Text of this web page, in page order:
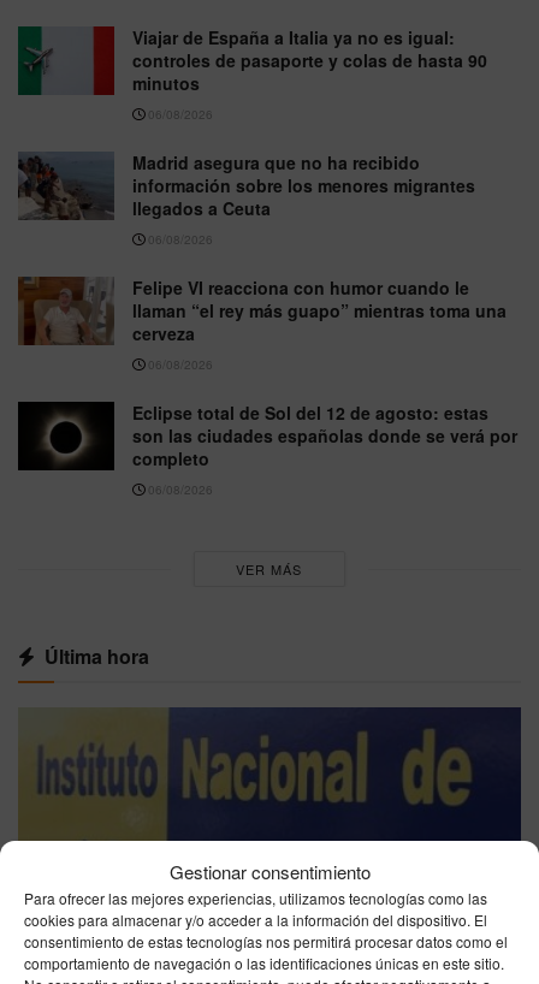
Gestionar consentimiento
Para ofrecer las mejores experiencias, utilizamos tecnologías como las
cookies para almacenar y/o acceder a la información del dispositivo. El
consentimiento de estas tecnologías nos permitirá procesar datos como el
comportamiento de navegación o las identificaciones únicas en este sitio.
Viajar de España a Italia ya no es igual:
controles de pasaporte y colas de hasta 90
minutos
06/08/2026
Madrid asegura que no ha recibido
información sobre los menores migrantes
llegados a Ceuta
06/08/2026
Felipe VI reacciona con humor cuando le
llaman “el rey más guapo” mientras toma una
cerveza
06/08/2026
Eclipse total de Sol del 12 de agosto: estas
son las ciudades españolas donde se verá por
completo
06/08/2026
VER MÁS
Última hora